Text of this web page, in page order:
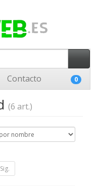
Contacto 0
(6 art.)
Sig.